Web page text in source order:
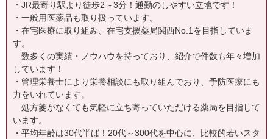
・JR最寄り駅より徒歩2～3分！通勤のしやすい立地です！
・一般用医薬品も取り扱っています。
・在宅医療に取り組み、在宅支援薬局関西No.1を目指していま
す。
数多くの実績・ノウハウを持っており、紹介で件数も年々増加
しています！
・管理栄養士により栄養相談にも取り組んでおり、予防医療にも
力をいれています。
処方箋がなくても気軽に立ち寄っていただける薬局を目指して
います。
・平均年齢は30代半ば！20代～300代を中心に、比較的若いスタ